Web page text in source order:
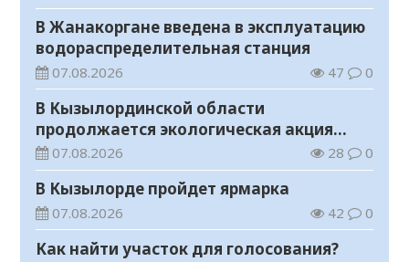
В Жанакоргане введена в эксплуатацию
водораспределительная станция
07.08.2026 47 0
В Кызылординской области
продолжается экологическая акция
«Таза Қазақстан»
07.08.2026 28 0
В Кызылорде пройдет ярмарка
07.08.2026 42 0
Как найти участок для голосования?